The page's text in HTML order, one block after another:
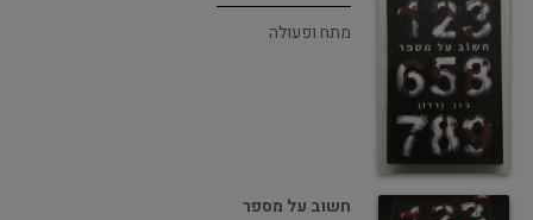
מתח ופעולה
חשוב על מספר